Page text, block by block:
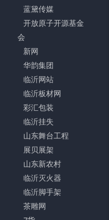
蓝黛传媒
开放原子开源基金
会
新网
华韵集团
临沂网站
临沂板材网
彩汇包装
临沂挂失
山东舞台工程
展贝展架
山东新农村
临沂灭火器
临沂脚手架
茶雕网